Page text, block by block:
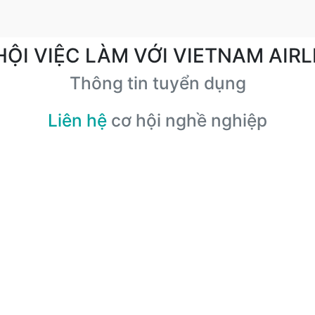
VIỆC LÀM VỚI VIETNAM
Thông tin tuyển dụng
Liên hệ cơ hội nghề nghiệp